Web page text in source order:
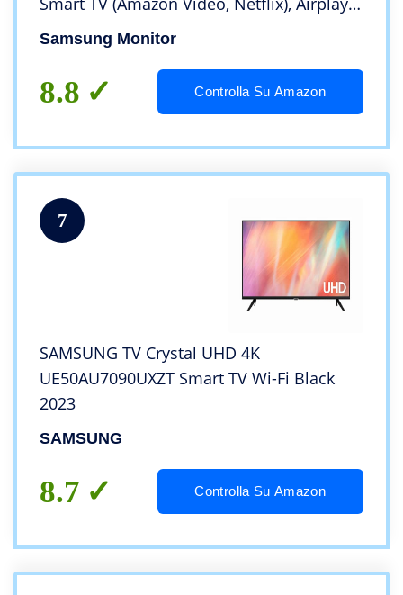
Mirroring, Office 365, Wireless Dex, Casse
Integrate, WiFi, HDMI, USB Type-C
Samsung Monitor
8.8 Controlla Su Amazon
7
SAMSUNG TV Crystal UHD 4K
UE50AU7090UXZT Smart TV Wi-Fi Black
2023
SAMSUNG
8.7 Controlla Su Amazon